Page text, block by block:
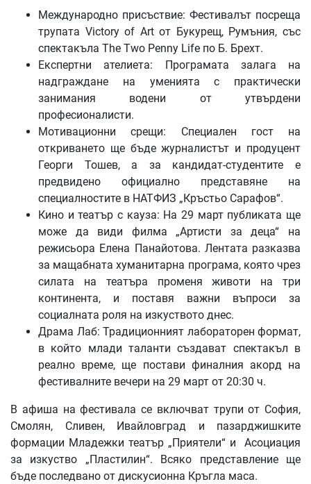
Международно присъствие: Фестивалът посреща
трупата Victory of Art от Букурещ, Румъния, със
спектакъла The Two Penny Life по Б. Брехт.
Експертни ателиета: Програмата залага на
надграждане на уменията с практически
занимания водени от утвърдени
професионалисти.
Мотивационни срещи: Специален гост на
откриването ще бъде журналистът и продуцент
Георги Тошев, а за кандидат-студентите е
предвидено официално представяне на
специалностите в НАТФИЗ „Кръстьо Сарафов“.
Кино и театър с кауза: На 29 март публиката ще
може да види филма „Артисти за деца“ на
режисьора Елена Панайотова. Лентата разказва
за мащабната хуманитарна програма, която чрез
силата на театъра променя животи на три
континента, и поставя важни въпроси за
социалната роля на изкуството днес.
Драма Лаб: Традиционният лабораторен формат,
в който млади таланти създават спектакъл в
реално време, ще постави финалния акорд на
фестивалните вечери на 29 март от 20:30 ч.
В афиша на фестивала се включват трупи от София,
Смолян, Сливен, Ивайловград и пазарджишките
формации Младежки театър „Приятели“ и Асоциация
за изкуство „Пластилин“. Всяко представление ще
бъде последвано от дискусионна Кръгла маса.